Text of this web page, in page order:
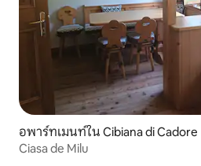
อพาร์ทเมนท์ใน Cibiana di Cadore
Ciasa de Milu